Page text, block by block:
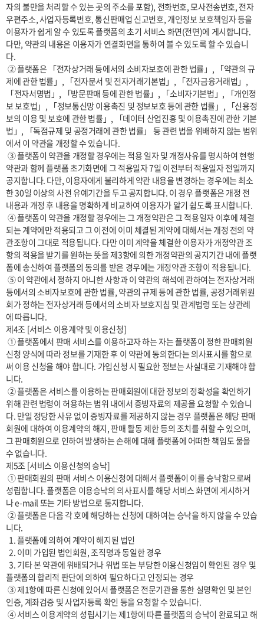
자의 불만을 처리할 수 있는 곳의 주소를 포함), 전화번호, 모사전송번호, 전자
우편주소, 사업자등록번호, 통신판매업 신고번호, 개인정보 보호책임자 등을
이용자가 쉽게 알 수 있도록 플랫폼의 초기 서비스 화면(전면)에 게시합니다.
다만, 약관의 내용은 이용자가 연결화면을 통하여 볼 수 있도록 할 수 있습니
다.
제에 관한 법률」, 「전자문서 및 전자거래기본법」, 「전자금융거래법」,
「전자서명법」, 「방문판매 등에 관한 법률」, 「소비자기본법」, 「개인정
보 보호법」, 「정보통신망 이용촉진 및 정보보호 등에 관한 법률」, 「신용정
보의 이용 및 보호에 관한 법률」, 「데이터 산업진흥 및 이용촉진에 관한 기본
법」, 「독점규제 및 공정거래에 관한 법률」 등 관련 법을 위배하지 않는 범위
에서 이 약관을 개정할 수 있습니다.
약관과 함께 플랫폼 초기화면에 그 적용일자 7일 이전부터 적용일자 전일까지
공지합니다. 다만, 이용자에게 불리하게 약관 내용을 변경하는 경우에는 최소
한 30일 이상의 사전 유예기간을 두고 공지합니다. 이 경우 플랫폼은 개정 전
내용과 개정 후 내용을 명확하게 비교하여 이용자가 알기 쉽도록 표시합니다.
되는 계약에만 적용되고 그 이전에 이미 체결된 계약에 대해서는 개정 전의 약
관조항이 그대로 적용됩니다. 다만 이미 계약을 체결한 이용자가 개정약관 조
항의 적용을 받기를 원하는 뜻을 제3항에 의한 개정약관의 공지기간 내에 플랫
폼에 송신하여 플랫폼의 동의를 받은 경우에는 개정약관 조항이 적용됩니다.
등에서의 소비자보호에 관한 법률, 약관의 규제 등에 관한 법률, 공정거래위원
회가 정하는 전자상거래 등에서의 소비자 보호지침 및 관계법령 또는 상관례
에 따릅니다.
제4조 [서비스 이용계약 및 이용신청]
신청 양식에 따라 정보를 기재한 후 이 약관에 동의한다는 의사표시를 함으로
써 이용 신청을 해야 합니다. 가입신청 시 필요한 정보는 사실대로 기재해야 합
니다.
위해 관련 법령이 허용하는 범위 내에서 증빙자료의 제공을 요청할 수 있습니
다. 만일 정당한 사유 없이 증빙자료를 제공하지 않는 경우 플랫폼은 해당 판매
회원에 대하여 이용계약의 해지, 판매 활동 제한 등의 조치를 취할 수 있으며,
그 판매회원으로 인하여 발생하는 손해에 대해 플랫폼에 어떠한 책임도 물을
수 없습니다.
제5조 [서비스 이용신청의 승낙]
성립합니다. 플랫폼은 이용승낙의 의사표시를 해당 서비스 화면에 게시하거
나 e-mail 또는 기타 방법으로 통지합니다.
니다.
  2. 이미 가입된 법인회원, 조직명과 동일한 경우
  3. 기타 본 약관에 위배되거나 위법 또는 부당한 이용신청임이 확인된 경우 및
플랫폼의 합리적 판단에 의하여 필요하다고 인정되는 경우
인증, 계좌검증 및 사업자등록 확인 등을 요청할 수 있습니다.